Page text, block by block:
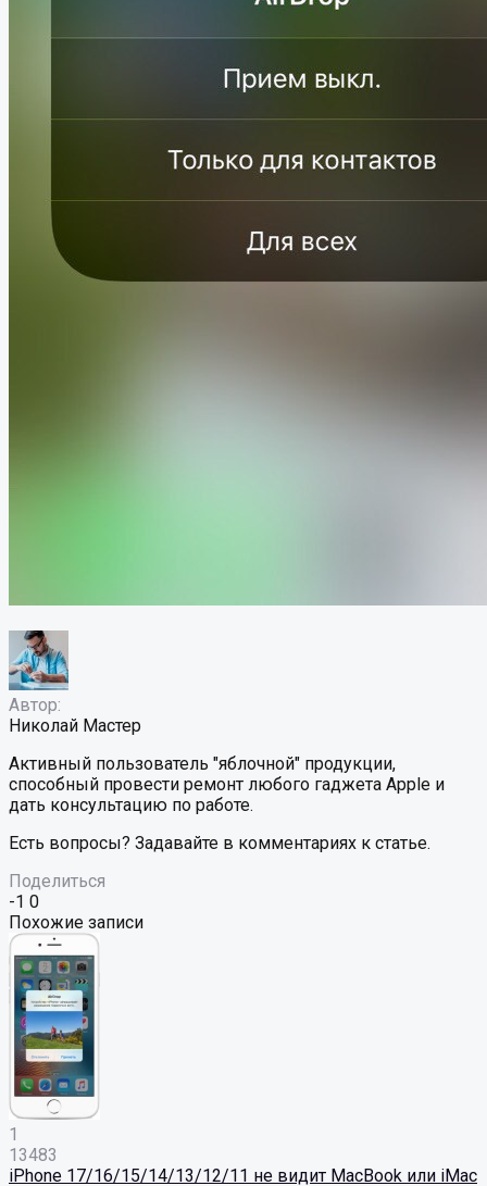
Автор:
Николай Мастер
Активный пользователь "яблочной" продукции,
способный провести ремонт любого гаджета Apple и
дать консультацию по работе.
Есть вопросы? Задавайте в комментариях к статье.
Поделиться
-1 0
Похожие записи
1
13483
iPhone 17/16/15/14/13/12/11 не видит MacBook или iMac